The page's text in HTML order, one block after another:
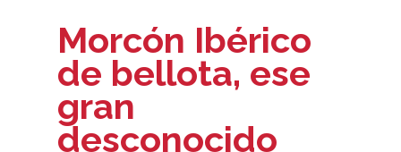
Morcón Ibérico
de bellota, ese
gran
desconocido